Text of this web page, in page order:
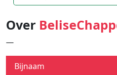
Over
—
Bijnaam